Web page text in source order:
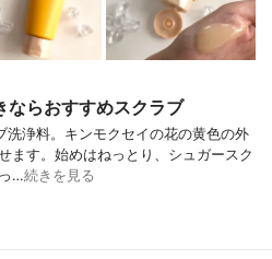
ならおすすめスクラブ
洗浄料。キンモクセイの花の黄色の外
ます。始めはねっとり、シュガースク
…続きを見る